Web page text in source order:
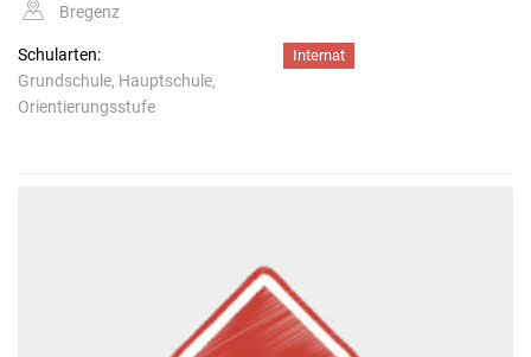
Bregenz
Schularten:
Grundschule, Hauptschule,
Orientierungsstufe
Internat